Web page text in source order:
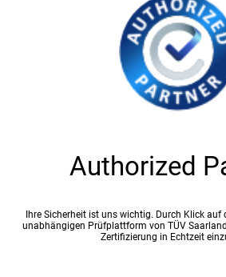
Authorized
Ihre Sicherheit ist uns wichtig. Durch Klick auf
unabhängigen Prüfplattform von TÜV
Zertifizierung in Echtzeit